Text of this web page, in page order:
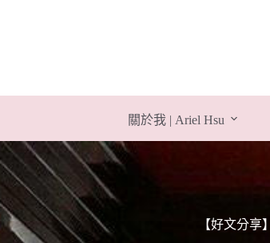
關於我 | Ariel Hsu
【好文分